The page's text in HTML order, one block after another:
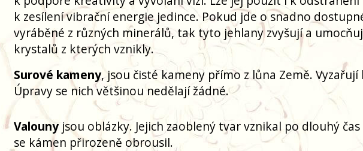
k zesílení vibrační energie jedince. Pokud jde o snadno
vyráběné z různých minerálů, tak tyto jehlany zvyšují a
krystalů z kterých vznikly.
Surové kameny, jsou čisté kameny přímo z lůna Země.
Úpravy se nich většinou nedělají žádné.
Valounyjsou oblázky. Jejich zaoblený tvar vznikal po dlouhý
se kámen přirozeně obrousil.